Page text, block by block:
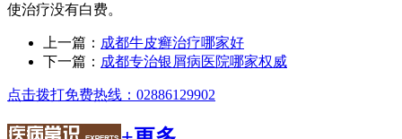
使治疗没有白费。
上一篇： 成都牛皮癣治疗哪家好
下一篇： 成都专治银屑病医院哪家权威
点击拨打免费热线：02886129902